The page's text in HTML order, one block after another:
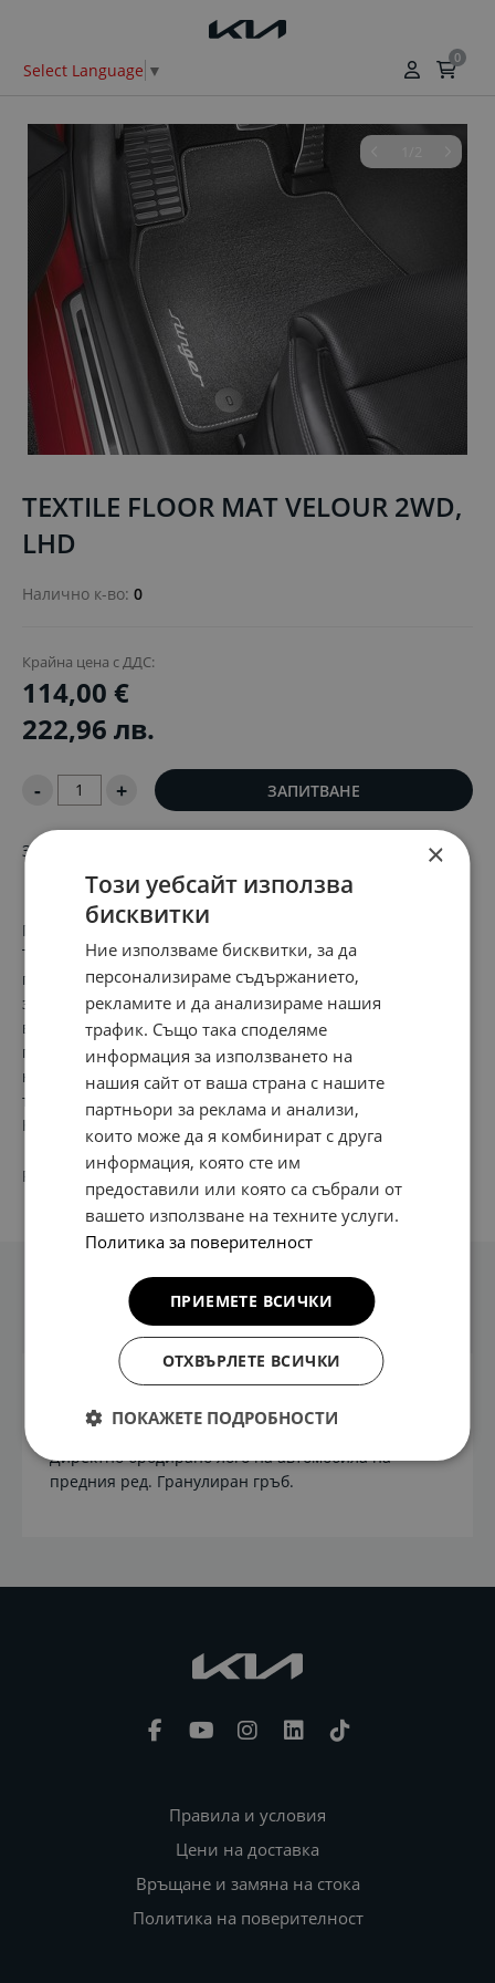
Select Language ▼
0
TEXTILE FLOOR MAT VELOUR 2WD,
LHD
Налично к-во: 0
Крайна цена с ДДС:
114,00 €
222,96 лв.
- + ЗАПИТВАНЕ
За автомобили с двуколесно задвижване
Поддържайте кабината си безупречна за по-дълго време.
Тези висококачествени велурени стелки за под ще
предпазят интериора на вашия автомобил от ежедневни
замърсявания и едновременно с това ще подобрят
външния му вид. Изработени по поръчка, за да паснат
перфектно на пространството за краката, те са с логото
на автомобила на предния ред и се държат на място с
точки за закрепване и противоплъзгаща се подложка.
Комплект от 4 броя.
PN: J5143 AD E00
Техническа информация
Устойчив на износване и замъгляване.
Използвайте стандартни точки за закрепване.
Директно бродирано лого на автомобила на
предния ред. Гранулиран гръб.
Правила и условия
Цени на доставка
Връщане и замяна на стока
Политика на поверителност
×
Този уебсайт използва
бисквитки
Ние използваме бисквитки, за да
персонализираме съдържанието,
рекламите и да анализираме нашия
трафик. Също така споделяме
информация за използването на
нашия сайт от ваша страна с нашите
партньори за реклама и анализи,
които може да я комбинират с друга
информация, която сте им
предоставили или която са събрали от
вашето използване на техните услуги.
Политика за поверителност
ПРИЕМЕТЕ ВСИЧКИ
ОТХВЪРЛЕТЕ ВСИЧКИ
ПОКАЖЕТЕ ПОДРОБНОСТИ